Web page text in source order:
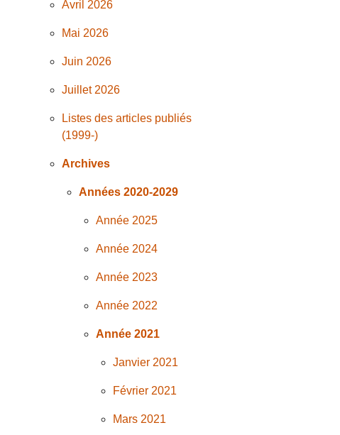
Avril 2026
Mai 2026
Juin 2026
Juillet 2026
Listes des articles publiés
(1999-)
Archives
Années 2020-2029
Année 2025
Année 2024
Année 2023
Année 2022
Année 2021
Janvier 2021
Février 2021
Mars 2021